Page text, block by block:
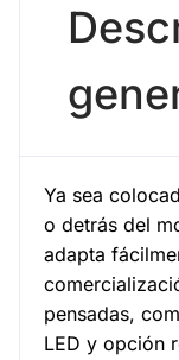
Ya sea
o detrás del
adapta
pensadas,
LED y opción